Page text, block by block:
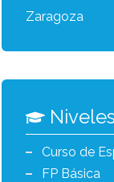
Zaragoza
Curso de
FP Básica